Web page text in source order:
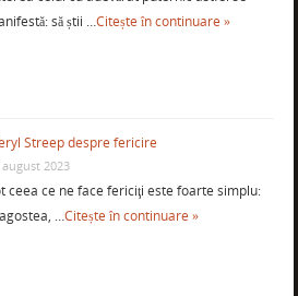
să știi …Citește în continuare »
Streep despre fericire
august 2023
ceea ce ne face fericiţi este foarte simplu:
…Citește în continuare »